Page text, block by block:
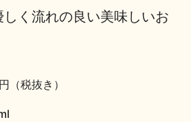
く流れの良い美味しいお
（税抜き）